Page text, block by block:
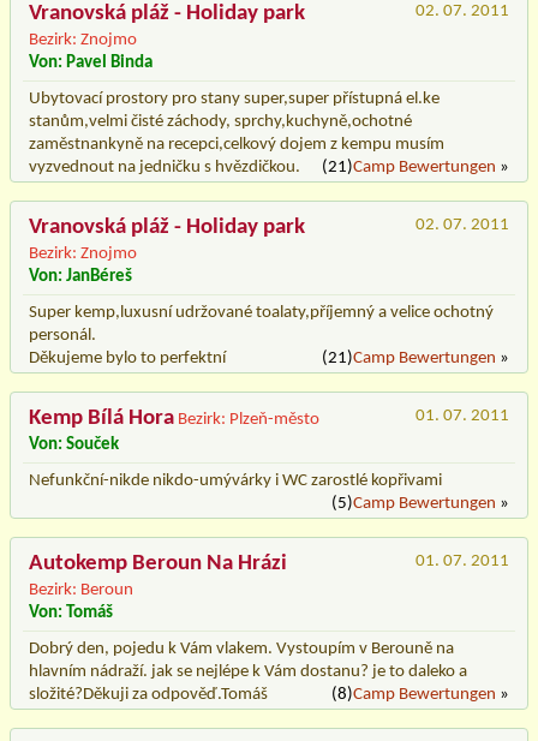
Vranovská pláž - Holiday park
Bezirk: Znojmo
02. 07. 2011
Von: Pavel Binda
Ubytovací prostory pro stany super,super přístupná el.ke
stanům,velmi čisté záchody, sprchy,kuchyně,ochotné
zaměstnankyně na recepci,celkový dojem z kempu musím
vyzvednout na jedničku s hvězdičkou.
(21)Camp Bewertungen »
Vranovská pláž - Holiday park
Bezirk: Znojmo
02. 07. 2011
Von: JanBéreš
Super kemp,luxusní udržované toalaty,příjemný a velice ochotný
personál.
Děkujeme bylo to perfektní
(21)Camp Bewertungen »
Kemp Bílá Hora Bezirk: Plzeň-město
01. 07. 2011
Von: Souček
Nefunkční-nikde nikdo-umývárky i WC zarostlé kopřivami
(5)Camp Bewertungen »
Autokemp Beroun Na Hrázi
Bezirk: Beroun
01. 07. 2011
Von: Tomáš
Dobrý den, pojedu k Vám vlakem. Vystoupím v Berouně na
hlavním nádraží. jak se nejlépe k Vám dostanu? je to daleko a
složité?Děkuji za odpověď.Tomáš
(8)Camp Bewertungen »